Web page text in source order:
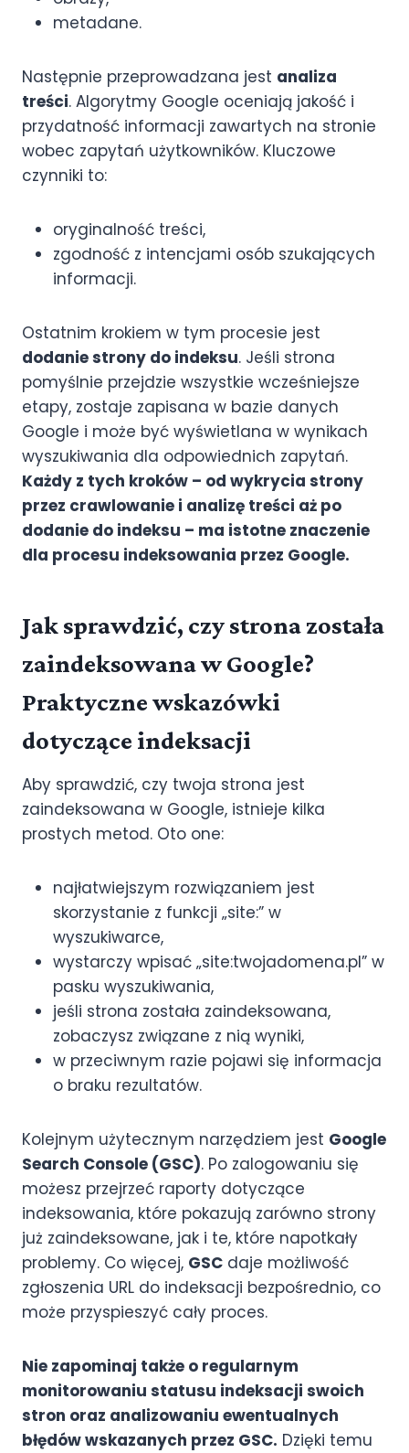
metadane.
Następnie przeprowadzana jest analiza
treści. Algorytmy Google oceniają jakość i
przydatność informacji zawartych na stronie
wobec zapytań użytkowników. Kluczowe
czynniki to:
oryginalność treści,
zgodność z intencjami osób szukających
informacji.
Ostatnim krokiem w tym procesie jest
dodanie strony do indeksu. Jeśli strona
pomyślnie przejdzie wszystkie wcześniejsze
etapy, zostaje zapisana w bazie danych
Google i może być wyświetlana w wynikach
wyszukiwania dla odpowiednich zapytań.
Każdy z tych kroków – od wykrycia strony
przez crawlowanie i analizę treści aż po
dodanie do indeksu – ma istotne znaczenie
dla procesu indeksowania przez Google.
Jak sprawdzić, czy strona została
zaindeksowana w Google?
Praktyczne wskazówki
dotyczące indeksacji
Aby sprawdzić, czy twoja strona jest
zaindeksowana w Google, istnieje kilka
prostych metod. Oto one:
najłatwiejszym rozwiązaniem jest
skorzystanie z funkcji „site:” w
wyszukiwarce,
wystarczy wpisać „site:twojadomena.pl” w
pasku wyszukiwania,
jeśli strona została zaindeksowana,
zobaczysz związane z nią wyniki,
w przeciwnym razie pojawi się informacja
o braku rezultatów.
Kolejnym użytecznym narzędziem jest Google
Search Console (GSC). Po zalogowaniu się
możesz przejrzeć raporty dotyczące
indeksowania, które pokazują zarówno strony
już zaindeksowane, jak i te, które napotkały
problemy. Co więcej, GSC daje możliwość
zgłoszenia URL do indeksacji bezpośrednio, co
może przyspieszyć cały proces.
Nie zapominaj także o regularnym
monitorowaniu statusu indeksacji swoich
stron oraz analizowaniu ewentualnych
błędów wskazanych przez GSC. Dzięki temu